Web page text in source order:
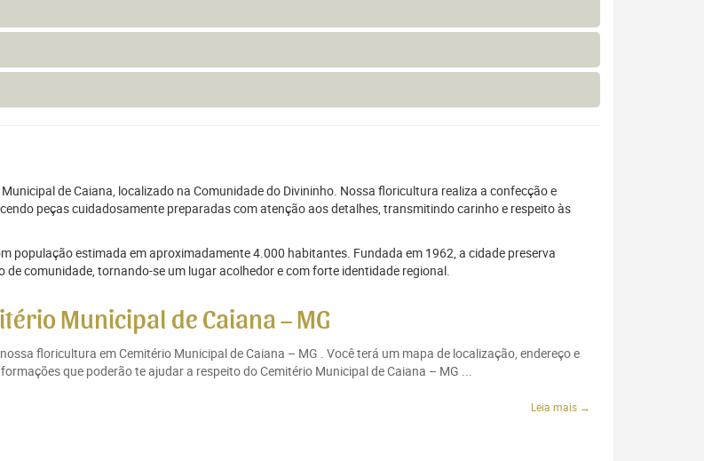
de Caiana, localizado na Comunidade do Divininho. Nossa floricultura realiza a confecção e
peças cuidadosamente preparadas com atenção aos detalhes, transmitindo carinho e respeito às
população estimada em aproximadamente 4.000 habitantes. Fundada em 1962, a cidade preserva
comunidade, tornando-se um lugar acolhedor e com forte identidade regional.
Municipal de Caiana – MG
floricultura em Cemitério Municipal de Caiana – MG . Você terá um mapa de localização, endereço e
que poderão te ajudar a respeito do Cemitério Municipal de Caiana – MG ...
Leia mais →